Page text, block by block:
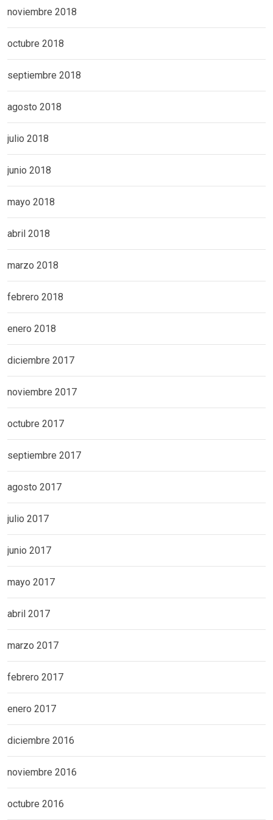
noviembre 2018
octubre 2018
septiembre 2018
agosto 2018
julio 2018
junio 2018
mayo 2018
abril 2018
marzo 2018
febrero 2018
enero 2018
diciembre 2017
noviembre 2017
octubre 2017
septiembre 2017
agosto 2017
julio 2017
junio 2017
mayo 2017
abril 2017
marzo 2017
febrero 2017
enero 2017
diciembre 2016
noviembre 2016
octubre 2016